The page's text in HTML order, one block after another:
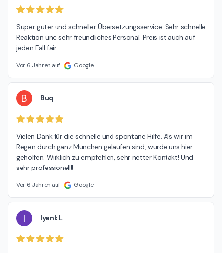
Super guter und schneller Übersetzungsservice. Sehr schnelle
Reaktion und sehr freundliches Personal. Preis ist auch auf
jeden Fall fair.
Vor 6 Jahren auf Google
B Buq
Vielen Dank für die schnelle und spontane Hilfe. Als wir im
Regen durch ganz München gelaufen sind, wurde uns hier
geholfen. Wirklich zu empfehlen, sehr netter Kontakt! Und
sehr professionell!!
Vor 6 Jahren auf Google
I Iyenk L